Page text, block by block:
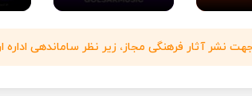
نشر آثار فرهنگی مجاز، زیر نظر ساماندهی